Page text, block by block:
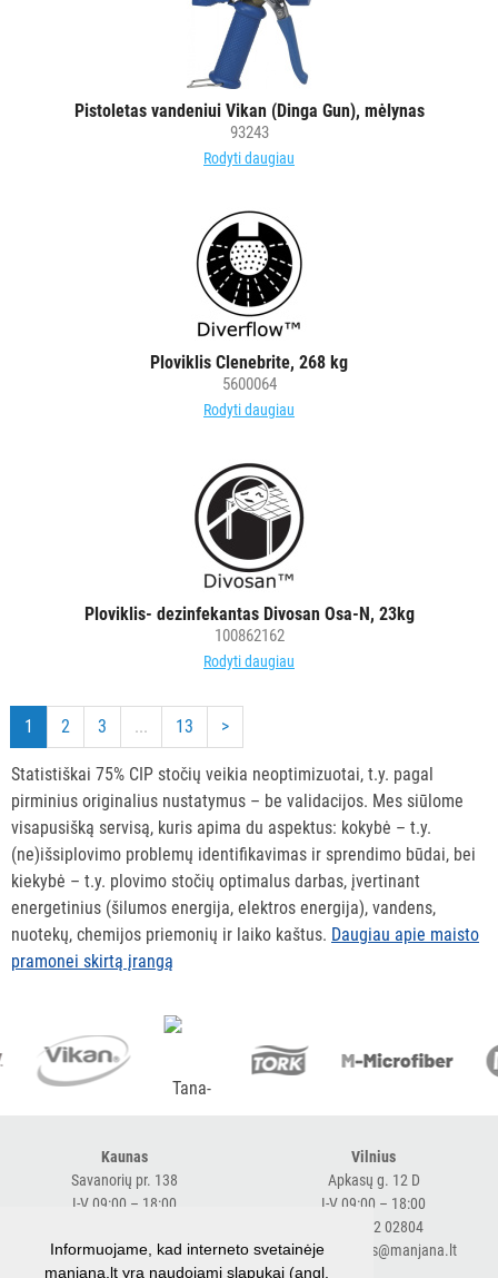
Pistoletas vandeniui Vikan (Dinga Gun), mėlynas
93243
Rodyti daugiau
Ploviklis Clenebrite, 268 kg
5600064
Rodyti daugiau
Ploviklis- dezinfekantas Divosan Osa-N, 23kg
100862162
Rodyti daugiau
1 2 3 ... 13 >
Statistiškai 75% CIP stočių veikia neoptimizuotai, t.y. pagal
pirminius originalius nustatymus – be validacijos. Mes siūlome
visapusišką servisą, kuris apima du aspektus: kokybė – t.y.
(ne)išsiplovimo problemų identifikavimas ir sprendimo būdai, bei
kiekybė – t.y. plovimo stočių optimalus darbas, įvertinant
energetinius (šilumos energija, elektros energija), vandens,
nuotekų, chemijos priemonių ir laiko kaštus. Daugiau apie maisto
pramonei skirtą įrangą
Kaunas
Savanorių pr. 138
I-V 09:00 – 18:00
expresskaunas@manjana.lt
Vilnius
Apkasų g. 12 D
I-V 09:00 – 18:00
+370 682 02804
expressvilnius@manjana.lt
Informuojame, kad interneto svetainėje
manjana.lt yra naudojami slapukai (angl.